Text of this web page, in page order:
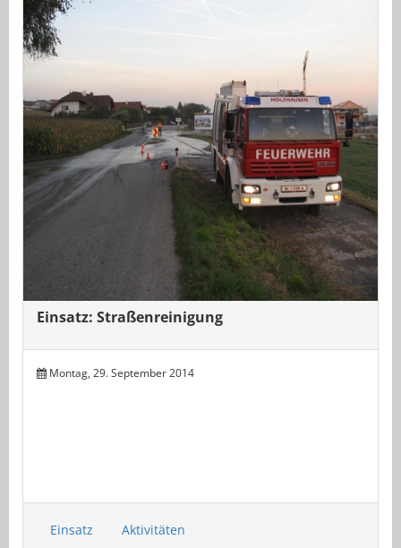
Einsatz: Straßenreinigung
Montag, 29. September 2014
Einsatz Aktivitäten